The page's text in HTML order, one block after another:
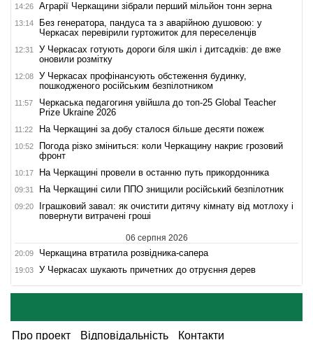
14:26 Аграрії Черкащини зібрали перший мільйон тонн зерна
13:14
Без генератора, пандуса та з аварійною душовою: у
Черкасах перевірили гуртожиток для переселенців
12:31
У Черкасах готують дороги біля шкіл і дитсадків: де вже
оновили розмітку
12:08
У Черкасах профінансують обстеження будинку,
пошкодженого російським безпілотником
11:57
Черкаська педагогиня увійшла до топ-25 Global Teacher
Prize Ukraine 2026
11:22 На Черкащині за добу сталося більше десяти пожеж
10:52
Погода різко зміниться: коли Черкащину накриє грозовий
фронт
10:17 На Черкащині провели в останню путь прикордонника
09:31 На Черкащині сили ППО знищили російський безпілотник
09:20
Іграшковий завал: як очистити дитячу кімнату від мотлоху і
повернути витрачені гроші
06 серпня 2026
20:09 Черкащина втратила розвідника-сапера
19:03 У Черкасах шукають причетних до отруєння дерев
Про проект Відповідальність Контакти